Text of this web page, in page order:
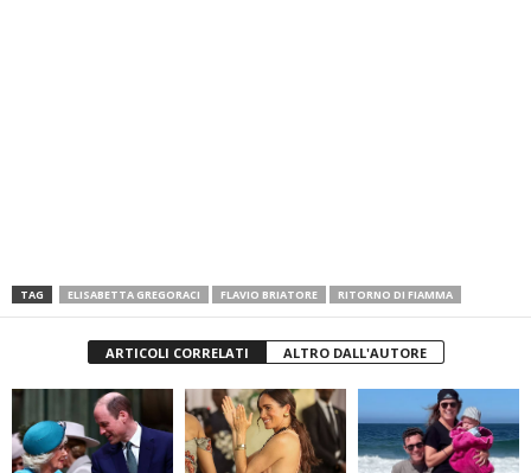
TAG ELISABETTA GREGORACI FLAVIO BRIATORE RITORNO DI FIAMMA
ARTICOLI CORRELATI ALTRO DALL'AUTORE